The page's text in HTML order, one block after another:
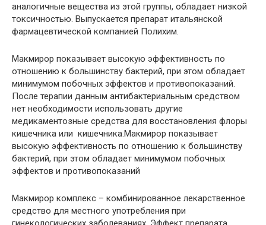
аналогичные вещества из этой группы, обладает низкой
токсичностью. Выпускается препарат итальянской
фармацевтической компанией Полихим.
Макмирор показывает высокую эффективность по
отношению к большинству бактерий, при этом обладает
минимумом побочных эффектов и противопоказаний.
После терапии данным антибактериальным средством
нет необходимости использовать другие
медикаментозные средства для восстановления флоры
кишечника или кишечника.Макмирор показывает
высокую эффективность по отношению к большинству
бактерий, при этом обладает минимумом побочных
эффектов и противопоказаний
Макмирор комплекс – комбинированное лекарственное
средство для местного употребления при